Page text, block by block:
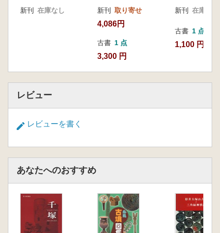
祀
エピローグ 志段味古墳群のいまと将
特論1 酒井将史 前期志段味古墳群の盛
譜世系図
新刊 在庫なし 新刊 取り寄せ
4,086円
古書 1 点
3,300 円
新刊 在庫なし
古書 1 点
1,100 円
レビュー
レビューを書く
あなたへのおすすめ